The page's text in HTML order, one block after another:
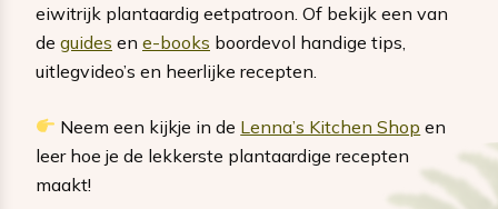
eiwitrijk plantaardig eetpatroon. Of bekijk een van
de guides en e-books boordevol handige tips,
uitlegvideo’s en heerlijke recepten.
Neem een kijkje in de Lenna’s Kitchen Shop en
leer hoe je de lekkerste plantaardige recepten
maakt!